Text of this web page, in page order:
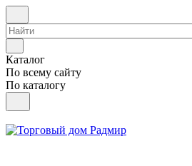
Каталог
По всему сайту
По каталогу